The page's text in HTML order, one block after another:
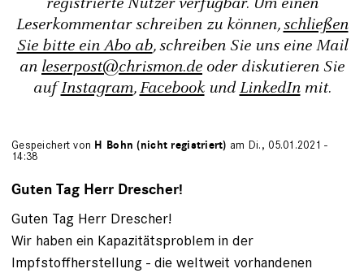
Leserkommentar schreiben zu können,schließen
Sie bitte ein Abo ab, schreiben Sie uns eine Mail
an leserpost@chrismon.de oder diskutieren Sie
aufInstagram,FacebookundLinkedInmit.
Gespeichert von H Bohn (nicht registriert) am Di., 05.01.2021 -
14:38
Guten Tag Herr Drescher!
Guten Tag Herr Drescher!
Wir haben ein Kapazitätsproblem in der
Impfstoffherstellung - die weltweit vorhandenen